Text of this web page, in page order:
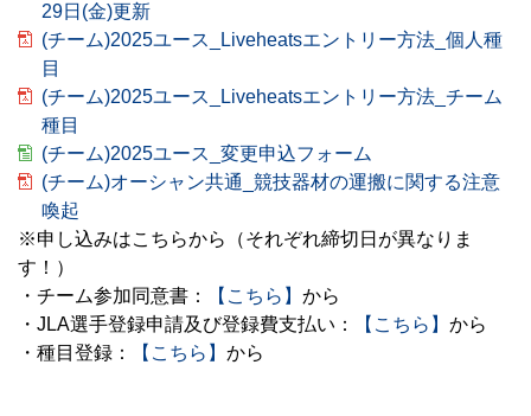
29日(金)更新
(チーム)2025ユース_Liveheatsエントリー方法_個人種
目
(チーム)2025ユース_Liveheatsエントリー方法_チーム
種目
(チーム)2025ユース_変更申込フォーム
(チーム)オーシャン共通_競技器材の運搬に関する注意
喚起
※申し込みはこちらから（それぞれ締切日が異なりま
す！）
・チーム参加同意書：
【こちら】 から
・JLA選手登録申請及び登録費支払い：
【こちら】 から
・種目登録：
【こちら】 から